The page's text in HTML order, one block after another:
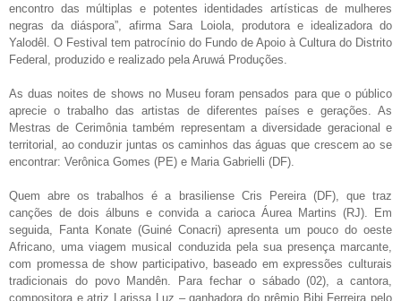
encontro das múltiplas e potentes identidades artísticas de mulheres
negras da diáspora”, afirma Sara Loiola, produtora e idealizadora do
Yalodêl. O Festival tem patrocínio do Fundo de Apoio à Cultura do Distrito
Federal, produzido e realizado pela Aruwá Produções.
As duas noites de shows no Museu foram pensados para que o público
aprecie o trabalho das artistas de diferentes países e gerações. As
Mestras de Cerimônia também representam a diversidade geracional e
territorial, ao conduzir juntas os caminhos das águas que crescem ao se
encontrar: Verônica Gomes (PE) e Maria Gabrielli (DF).
Quem abre os trabalhos é a brasiliense Cris Pereira (DF), que traz
canções de dois álbuns e convida a carioca Áurea Martins (RJ). Em
seguida, Fanta Konate (Guiné Conacri) apresenta um pouco do oeste
Africano, uma viagem musical conduzida pela sua presença marcante,
com promessa de show participativo, baseado em expressões culturais
tradicionais do povo Mandên. Para fechar o sábado (02), a cantora,
compositora e atriz Larissa Luz – ganhadora do prêmio Bibi Ferreira pelo